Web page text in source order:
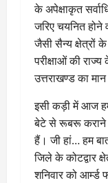
के अपेक्षाकृत
जरिए चयनित होने
जैसी सैन्य क्षेत्रों
परीक्षाओं की
उत्तराखण्ड का
इसी कड़ी में आज
बेटे से रूबरू कराने
हैं। जी हां… हम
जिले के कोटद्वार
शनिवार को